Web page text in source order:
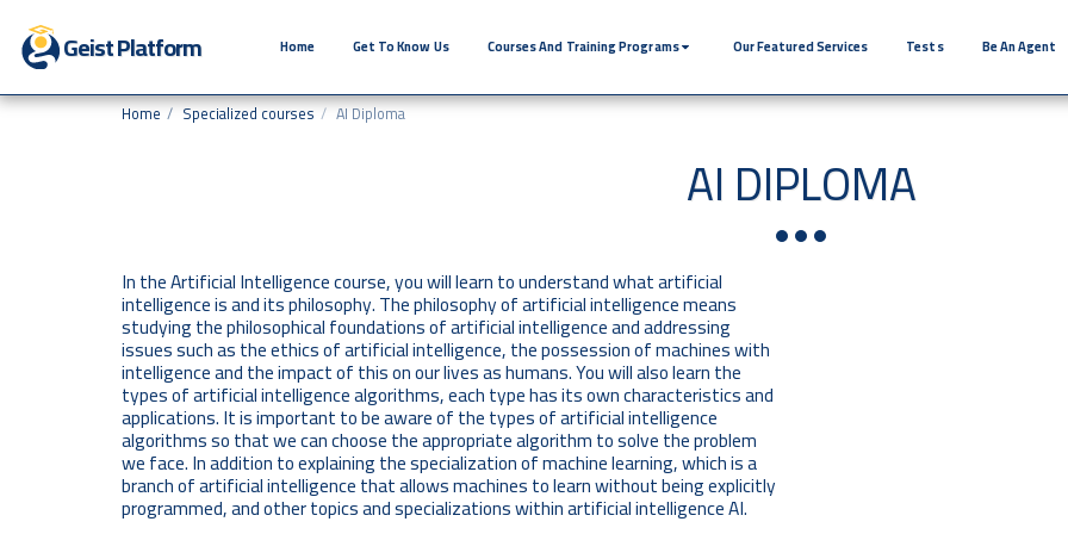
Geist Platform Home Get To Know Us Courses And Training Programs Our Featured Services Tests Be An Agent
Home Specialized courses AI Diploma
AI DIPLOMA
In the Artificial Intelligence course, you will learn to understand what artificial
intelligence is and its philosophy. The philosophy of artificial intelligence means
studying the philosophical foundations of artificial intelligence and addressing
issues such as the ethics of artificial intelligence, the possession of machines with
intelligence and the impact of this on our lives as humans. You will also learn the
types of artificial intelligence algorithms, each type has its own characteristics and
applications. It is important to be aware of the types of artificial intelligence
algorithms so that we can choose the appropriate algorithm to solve the problem
we face. In addition to explaining the specialization of machine learning, which is a
branch of artificial intelligence that allows machines to learn without being explicitly
programmed, and other topics and specializations within artificial intelligence AI.